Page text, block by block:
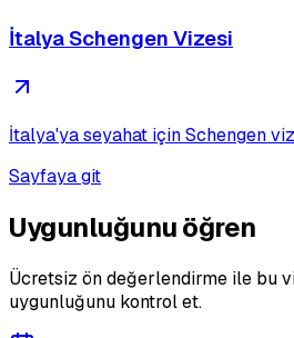
İtalya Schengen Vizesi
İtalya'ya seyahat için Schengen
Sayfaya git
Uygunluğunu öğren
Ücretsiz ön değerlendirme ile bu
uygunluğunu kontrol et.